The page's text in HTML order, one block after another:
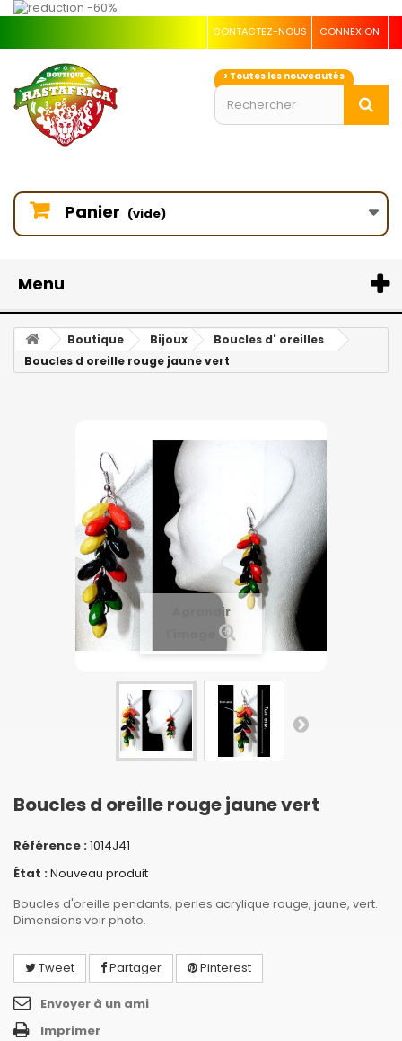
CONNEXION
CONTACTEZ-NOUS
> Toutes les nouveautés
Panier (vide)
Menu
Boutique Bijoux
Boucles d' oreilles
Boucles d oreille rouge jaune vert
Agrandir
Boucles d oreille rouge jaune vert
Référence :1014J41
État :Nouveau produit
Boucles d'oreille pendants, perles acrylique rouge, jaune, vert.
Dimensions voir photo.
Tweet Partager Pinterest
Envoyer à un ami
Imprimer